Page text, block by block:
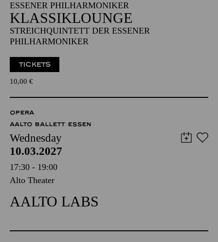
SSENER PHILHARMONIKER
KLASSIKLOUNGE
STREICHQUINTETT DER ESSENER
PHILHARMONIKER
TICKETS
10,00 €
OPERA
AALTO BALLETT ESSEN
Wednesday
10.03.2027
17:30 - 19:00
Alto Theater
AALTO LABS